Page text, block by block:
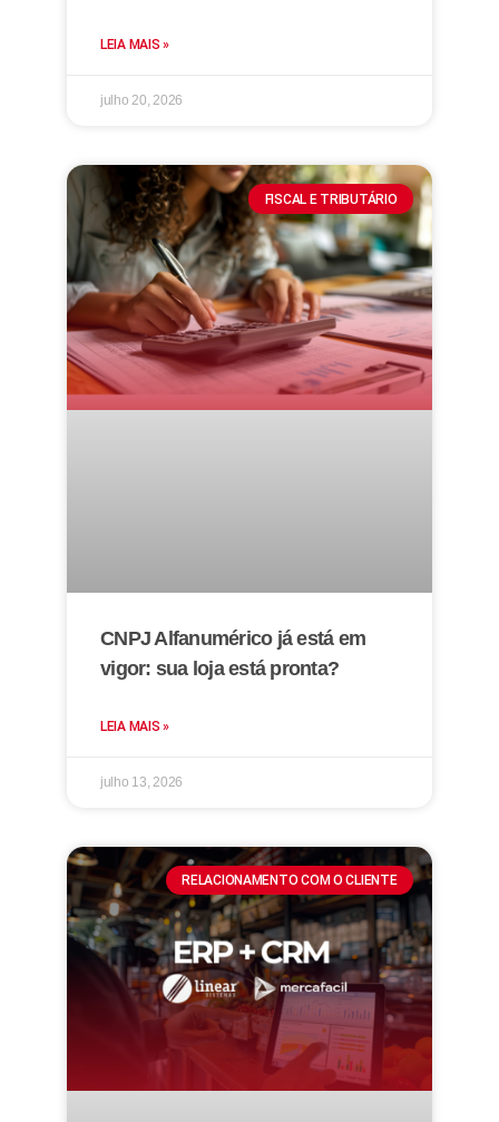
LEIA MAIS »
julho 20, 2026
FISCAL E TRIBUTÁRIO
CNPJ Alfanumérico já está em
vigor: sua loja está pronta?
LEIA MAIS »
julho 13, 2026
RELACIONAMENTO COM O CLIENTE